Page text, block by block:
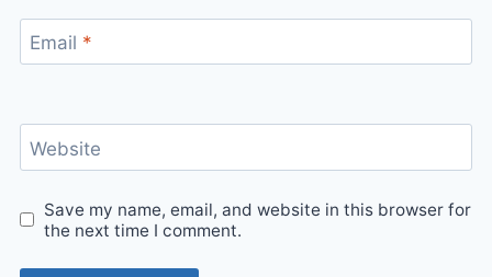
Email *
Website
Save my name, email, and website in this browser for
the next time I comment.